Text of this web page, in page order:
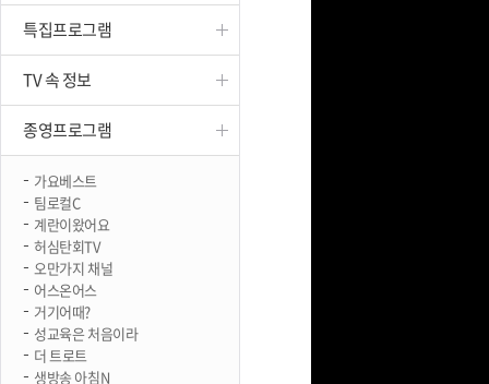
특집프로그램
TV 속 정보
종영프로그램
가요베스트
팀로컬C
계란이왔어요
허심탄회TV
오만가지 채널
어스온어스
거기어때?
성교육은 처음이라
더 트로트
생방송 아침N